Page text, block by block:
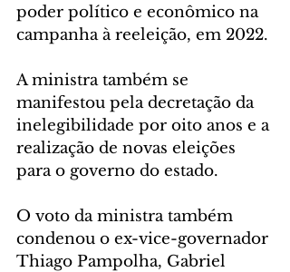
poder político e econômico na
campanha à reeleição, em 2022.
A ministra também se
manifestou pela decretação da
inelegibilidade por oito anos e a
realização de novas eleições
para o governo do estado.
O voto da ministra também
condenou o ex-vice-governador
Thiago Pampolha, Gabriel